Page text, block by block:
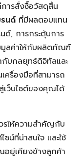
การสั่งซื้อวัสดุสิ้น
นด์ ที่มีผลตอบแทน
ด์, การกระตุ้นการ
มูลค่าให้กับผลิตภัณฑ์
บกลยุทธ์ดิจิทัลและ
ครื่องมือที่สามารถ
เว็บไซต์ของคุณได้
รให้ความสำคัญกับ
น์ที่น่าสนใจ และใช้
อยู่เคียงข้างลูกค้า